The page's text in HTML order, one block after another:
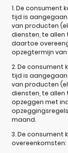
1. De consument
tijd is
van producten
diensten, te
daartoe
opzegtermijn
2. De consument
tijd is
van producten
diensten, te
opzeggen met
maand.
3. De consument
overeenkomsten: